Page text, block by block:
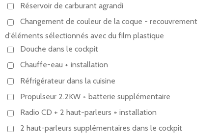
Réservoir de carburant agrandi
Changement de couleur de la coque - recouvrement
d'éléments sélectionnés avec du film plastique
Douche dans le cockpit
Chauffe-eau + installation
Réfrigérateur dans la cuisine
Propulseur 2.2KW + batterie supplémentaire
Radio CD + 2 haut-parleurs + installation
2 haut-parleurs supplémentaires dans le cockpit